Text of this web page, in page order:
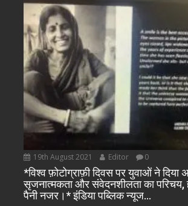
19th August 2021 Editor 0
*विश्व फ़ोटोग्राफ़ी दिवस पर युवाओं ने दिया
सृजनात्मकता और संवेदनशीलता का परिचय,
पैनी नजर।* इंडिया पब्लिक न्यूज…